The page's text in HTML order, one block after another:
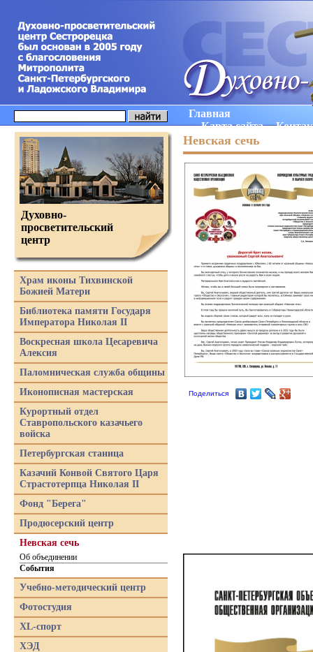
Главная
Карта сайта
Невская сечь
Поделиться
Духовно-
просветительский
центр
Храм иконы Тихвинской
Божией Матери
Библиотека памяти Государя
Императора Николая II
Воскресная школа Цесаревича
Алексия
Паломническая служба общины
Иконописная мастерская
Курортный отдел
Ставропольского казачьего
войска
Петербургская станица
Казачий Конвой Святого Царя
Страстотерпца Николая II
Фонд "Берега"
Продюсерский центр
Невская сечь
Об объединении
События
Учебно-методический центр
Фотостудия
XL-спорт
ХЭД